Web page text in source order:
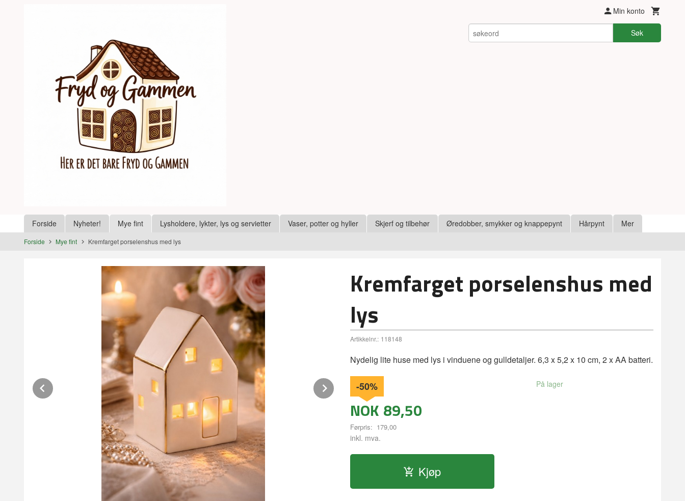
Min konto
Søk
Produkter
Forside Nyheter! Mye fint Lysholdere, lykter, lys og servietter Vaser, potter og hyller Skjerf og tilbehør Øredobber, smykker og knappepynt Hårpynt Mer
Forside Mye fint Kremfarget porselenshus med lys
Kremfarget porselenshus med
lys
Artikkelnr.: 118148
Nydelig lite huse med lys i vinduene og gulldetaljer. 6,3 x 5,2 x 10 cm, 2 x AA batteri.
NOK 89,50
Førpris: 179,00
Rabatt
-50%
inkl. mva.
På lager
Kjøp